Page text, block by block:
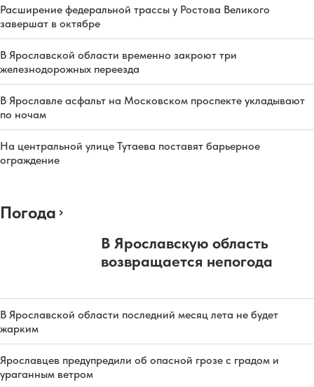
Расширение федеральной трассы у Ростова Великого
завершат в октябре
В Ярославской области временно закроют три
железнодорожных переезда
В Ярославле асфальт на Московском проспекте укладывают
по ночам
На центральной улице Тутаева поставят барьерное
ограждение
Погода
В Ярославскую область
возвращается непогода
В Ярославской области последний месяц лета не будет
жарким
Ярославцев предупредили об опасной грозе с градом и
ураганным ветром